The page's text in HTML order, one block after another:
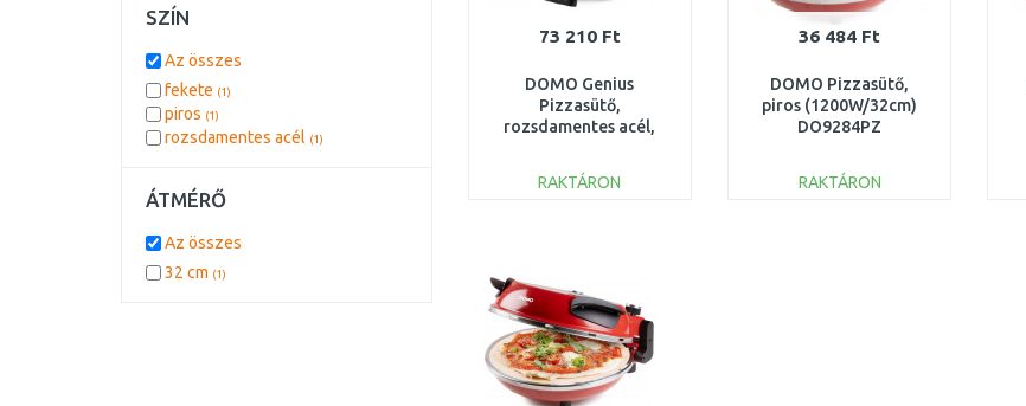
73 210 Ft
DOMO Genius
Pizzasütő,
rozsdamentes acél,
DO9289PZ
RAKTÁRON
36 484 Ft
DOMO Pizzasütő,
piros (1200W/32cm)
DO9284PZ
RAKTÁRON
SZÍN
Az összes
fekete (1)
piros (1)
rozsdamentes acél (1)
ÁTMÉRŐ
Az összes
32 cm (1)